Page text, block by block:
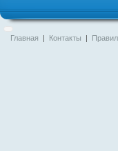
Главная | Контакты |